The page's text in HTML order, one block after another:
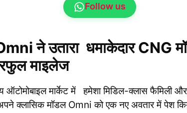
Follow us
ने उतारा धमाकेदार CNG
माइलेज
मार्केट में हमेशा मिडिल-क्लास फैमिली और
क्लासिक मॉडल Omni को एक नए अवतार में पेश